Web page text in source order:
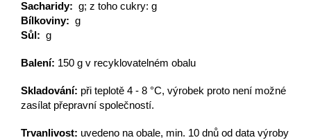
Sacharidy: g; z toho cukry: g
Bílkoviny: g
Sůl: g
Balení: 150 g v recyklovatelném obalu
Skladování: při teplotě 4 - 8 °C, výrobek proto není možné
zasílat přepravní společností.
Trvanlivost: uvedeno na obale, min. 10 dnů od data výroby